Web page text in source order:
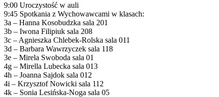
9:00 Uroczystość w auli
9:45 Spotkania z Wychowawcami w klasach:
3a – Hanna Kosobudzka sala 201
3b – Iwona Filipiuk sala 208
3c – Agnieszka Chlebek-Rolska sala 011
3d – Barbara Wawrzyczek sala 118
3e – Mirela Swoboda sala 01
4g – Mirella Lubecka sala 013
4h – Joanna Sajdok sala 012
4i – Krzysztof Nowicki sala 112
4k – Sonia Lesińska-Noga sala 05